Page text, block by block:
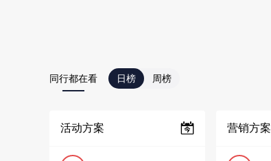
同行都在看 日榜 周榜
活动方案 营销方案